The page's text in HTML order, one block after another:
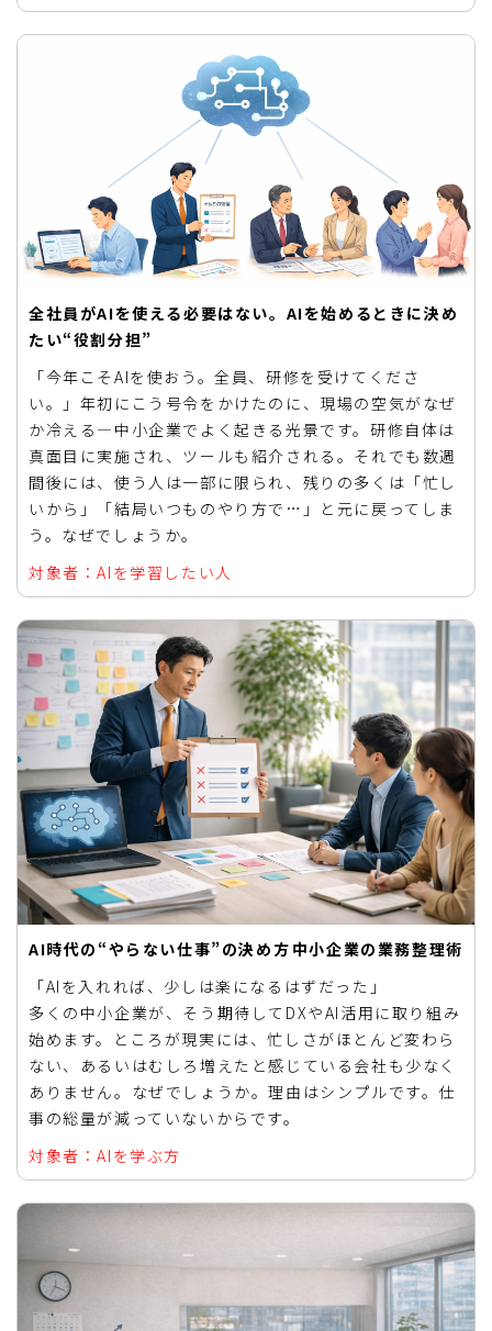
全社員がAIを使える必要はない。AIを始めるときに決め
たい“役割分担”
「今年こそAIを使おう。全員、研修を受けてくださ
い。」年初にこう号令をかけたのに、現場の空気がなぜ
か冷える—中小企業でよく起きる光景です。研修自体は
真面目に実施され、ツールも紹介される。それでも数週
間後には、使う人は一部に限られ、残りの多くは「忙し
いから」「結局いつものやり方で…」と元に戻ってしま
う。なぜでしょうか。
対象者：AIを学習したい人
AI時代の“やらない仕事”の決め方――中小企業の業務整理術
「AIを入れれば、少しは楽になるはずだった」
多くの中小企業が、そう期待してDXやAI活用に取り組み
始めます。ところが現実には、忙しさがほとんど変わら
ない、あるいはむしろ増えたと感じている会社も少なく
ありません。なぜでしょうか。理由はシンプルです。仕
事の総量が減っていないからです。
対象者：AIを学ぶ方